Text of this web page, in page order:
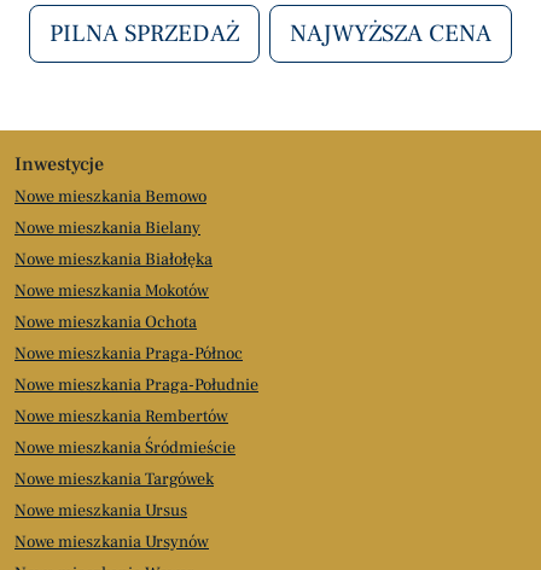
PILNA SPRZEDAŻ NAJWYŻSZA CENA
Inwestycje
Nowe mieszkania Bemowo
Nowe mieszkania Bielany
Nowe mieszkania Białołęka
Nowe mieszkania Mokotów
Nowe mieszkania Ochota
Nowe mieszkania Praga-Północ
Nowe mieszkania Praga-Południe
Nowe mieszkania Rembertów
Nowe mieszkania Śródmieście
Nowe mieszkania Targówek
Nowe mieszkania Ursus
Nowe mieszkania Ursynów